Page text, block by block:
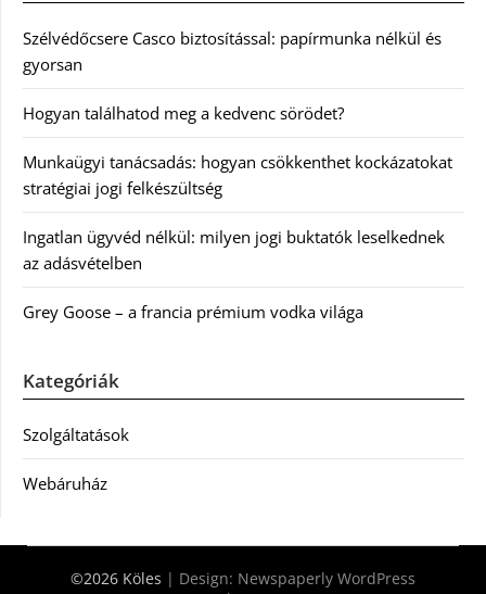
Szélvédőcsere Casco biztosítással: papírmunka nélkül és
gyorsan
Hogyan találhatod meg a kedvenc sörödet?
Munkaügyi tanácsadás: hogyan csökkenthet kockázatokat
stratégiai jogi felkészültség
Ingatlan ügyvéd nélkül: milyen jogi buktatók leselkednek
az adásvételben
Grey Goose – a francia prémium vodka világa
Kategóriák
Szolgáltatások
Webáruház
©2026 Köles | Design: Newspaperly WordPress